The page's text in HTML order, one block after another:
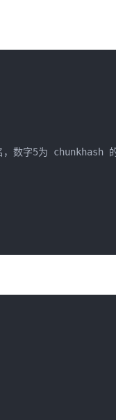
字5为 chunkhash 的